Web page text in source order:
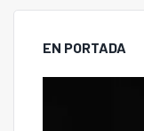
EN PORTADA